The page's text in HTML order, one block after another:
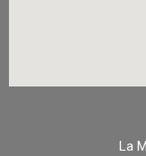
La